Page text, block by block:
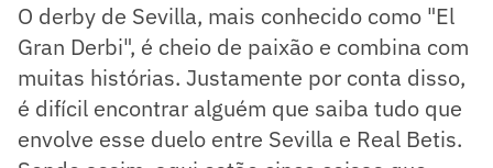
O derby de Sevilla, mais conhecido como "El
Gran Derbi", é cheio de paixão e combina com
muitas histórias. Justamente por conta disso,
é difícil encontrar alguém que saiba tudo que
envolve esse duelo entre Sevilla e Real Betis.